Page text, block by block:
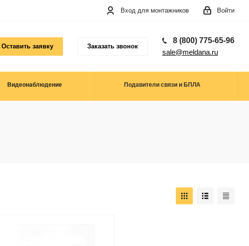
Войти
Вход для монтажников
Оставить заявку Заказать звонок
8 (800) 775-65-96
sale@meldana.ru
Видеонаблюдение Подавители связи и БПЛА